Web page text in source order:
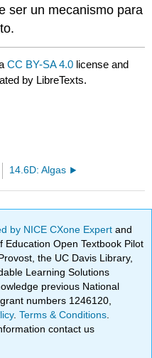
ser un mecanismo para
CC BY-SA 4.0 license and
by LibreTexts.
14.6D: Algas
by NICE CXone Expertand
Open Textbook Pilot
the UC Davis Library,
Learning Solutions
previous National
numbers 1246120,
.Terms & Conditions
contact us